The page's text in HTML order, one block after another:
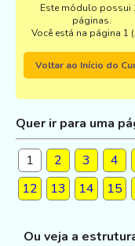
Este módulo possui
páginas.
Você está na página 1
Voltar ao Início do
Quer ir para uma
1 2 3 4
12
13 14 15
Ou veja a